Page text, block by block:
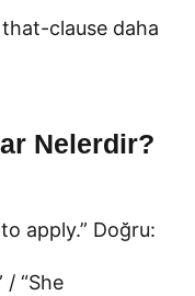
clause daha
Nelerdir?
apply.” Doğru:
/ “She